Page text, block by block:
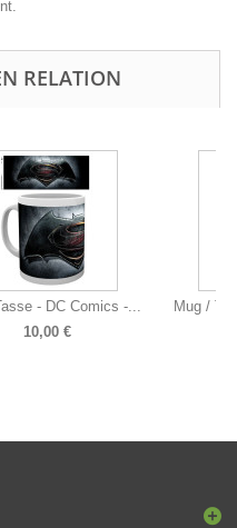
RELATION
- DC Comics -...
10,00 €
Mug /